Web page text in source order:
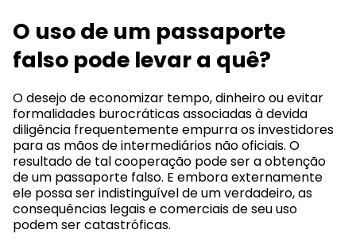
O uso de um passaporte
falso pode levar a quê?
O desejo de economizar tempo, dinheiro ou evitar
formalidades burocráticas associadas à devida
diligência frequentemente empurra os investidores
para as mãos de intermediários não oficiais. O
resultado de tal cooperação pode ser a obtenção
de um passaporte falso. E embora externamente
ele possa ser indistinguível de um verdadeiro, as
consequências legais e comerciais de seu uso
podem ser catastróficas.